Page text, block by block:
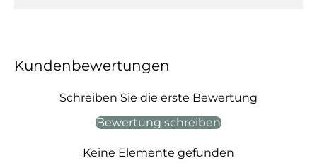
Kundenbewertungen
Schreiben Sie die erste Bewertung
Bewertung schreiben
Keine Elemente gefunden